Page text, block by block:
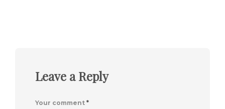
Leave a Reply
Your comment *